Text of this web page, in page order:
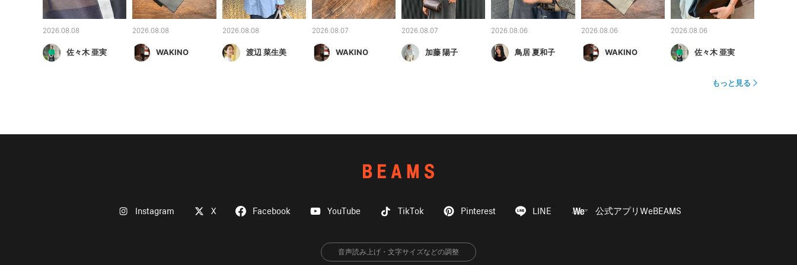
2026.08.08
佐々木 亜実
2026.08.08
WAKINO
2026.08.08
渡辺 菜生美
2026.08.07
WAKINO
2026.08.07
加藤 陽子
2026.08.06
鳥居 夏和子
2026.08.06
WAKINO
2026.08.06
佐々木 亜実
もっと見る
Instagram X Facebook YouTube TikTok Pinterest LINE 公式アプリWeBEAMS
音声読み上げ・文字サイズなどの調整